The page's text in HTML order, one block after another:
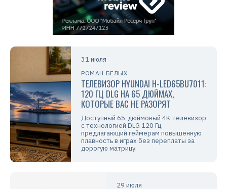
31 июля
РОМАН БЕЛЫХ
ТЕЛЕВИЗОР HYUNDAI H-LED65BU7011:
120 ГЦ DLG НА 65 ДЮЙМАХ,
КОТОРЫЕ ВАС НЕ РАЗОРЯТ
Доступный 65-дюймовый 4K-телевизор
с технологией DLG 120 Гц,
предлагающий геймерам повышенную
плавность в играх без переплаты за
дорогую матрицу.
29 июля